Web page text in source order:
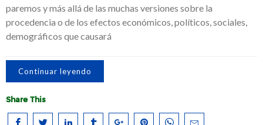
paremos y más allá de las muchas versiones sobre la
procedencia o de los efectos económicos, políticos, sociales,
demográficos que causará
Continuar leyendo
Share This